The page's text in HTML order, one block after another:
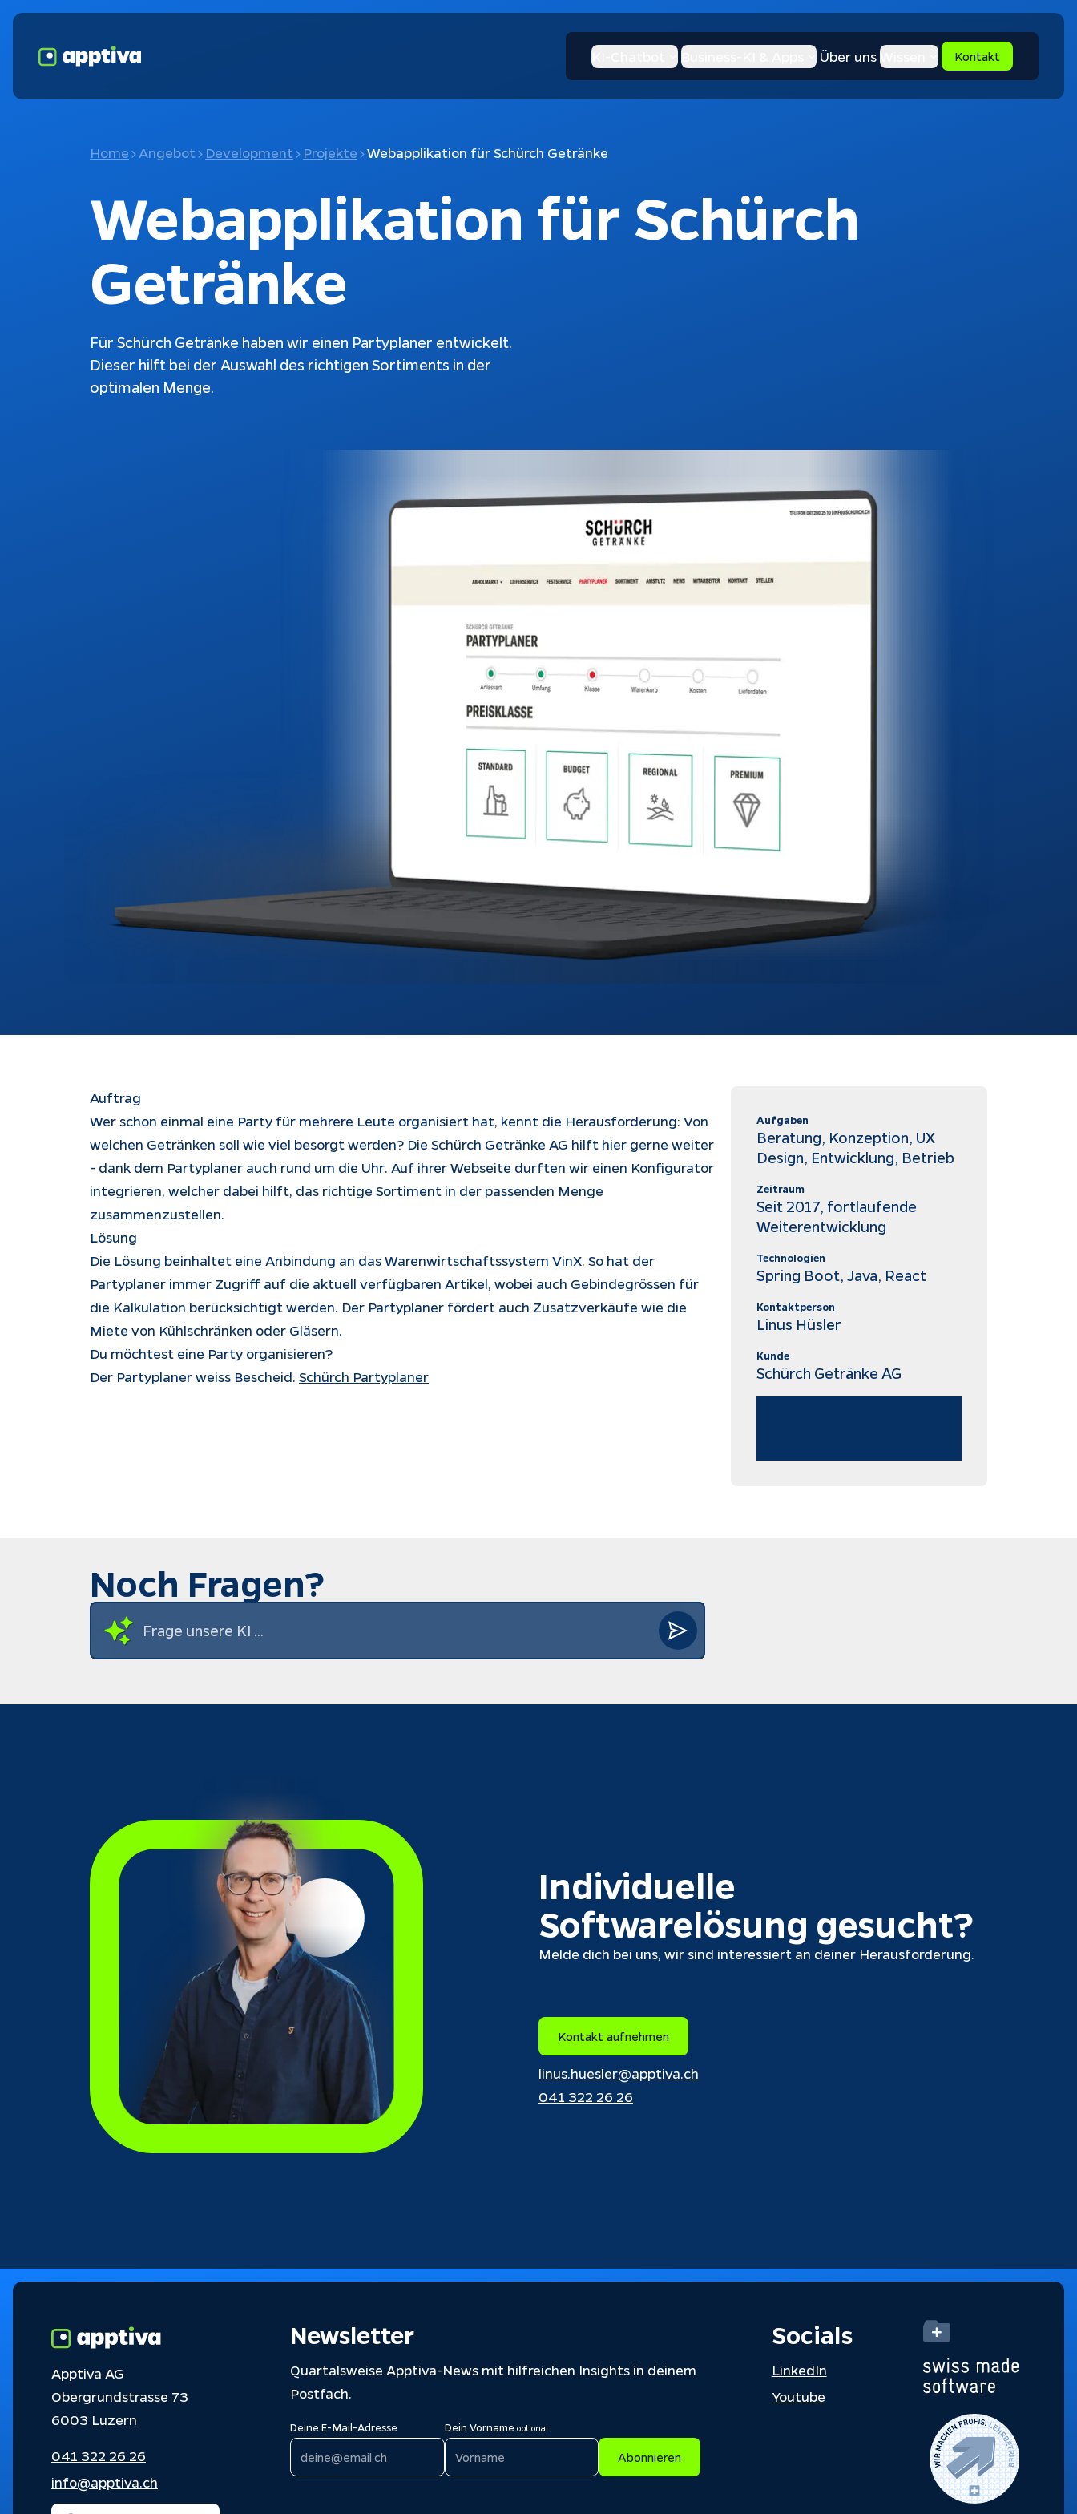
KI-Chatbot Business-KI & Apps Über unsWissen Kontakt
Home Angebot Development Projekte Webapplikation für Schürch Getränke
Webapplikation für Schürch
Getränke
Für Schürch Getränke haben wir einen Partyplaner entwickelt.
Dieser hilft bei der Auswahl des richtigen Sortiments in der
optimalen Menge.
Auftrag
Wer schon einmal eine Party für mehrere Leute organisiert hat, kennt die Herausforderung: Von
welchen Getränken soll wie viel besorgt werden? Die Schürch Getränke AG hilft hier gerne weiter
- dank dem Partyplaner auch rund um die Uhr. Auf ihrer Webseite durften wir einen Konfigurator
integrieren, welcher dabei hilft, das richtige Sortiment in der passenden Menge
zusammenzustellen.
Lösung
Die Lösung beinhaltet eine Anbindung an das Warenwirtschaftssystem VinX. So hat der
Partyplaner immer Zugriff auf die aktuell verfügbaren Artikel, wobei auch Gebindegrössen für
die Kalkulation berücksichtigt werden. Der Partyplaner fördert auch Zusatzverkäufe wie die
Miete von Kühlschränken oder Gläsern.
Du möchtest eine Party organisieren?
Der Partyplaner weiss Bescheid: Schürch Partyplaner
Aufgaben
Beratung, Konzeption, UX
Design, Entwicklung, Betrieb
Zeitraum
Seit 2017, fortlaufende
Weiterentwicklung
Technologien
Spring Boot, Java, React
Kontaktperson
Linus Hüsler
Kunde
Schürch Getränke AG
Noch Fragen?
Individuelle
Softwarelösung gesucht?
Melde dich bei uns, wir sind interessiert an deiner Herausforderung.
Kontakt aufnehmen
linus.huesler@apptiva.ch
041 322 26 26
Apptiva AG
Obergrundstrasse 73
6003 Luzern
041 322 26 26
info@apptiva.ch
Newsletter
Quartalsweise Apptiva-News mit hilfreichen Insights in deinem
Postfach.
Deine E-Mail-Adresse Dein Vorname optional
Abonnieren
Socials
LinkedIn
Youtube
Fokusthemen
Schnittstellen
KI-Chatbot
Webentwicklung
App Entwicklung